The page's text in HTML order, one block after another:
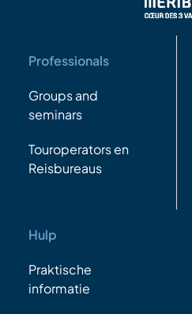
Professionals
Groups and
seminars
Touroperators en
Reisbureaus
Hulp
Praktische
informatie